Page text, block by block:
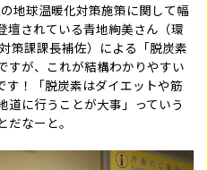
地球温暖化対策施策に関して幅
壇されている青地絢美さん（環
策課課長補佐）による「脱炭素
すが、これが結構わかりやすい
す！「脱炭素はダイエットや筋
道に行うことが大事」っていう
なーと。